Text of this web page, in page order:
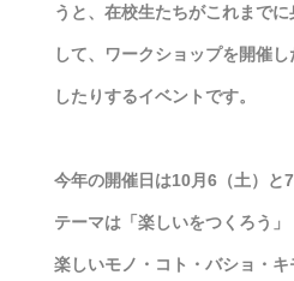
うと、在校生たちがこれまで
して、ワークショップを開催
したりするイベントです。
今年の開催日は10月6（土）と7
テーマは「楽しいをつくろう」
楽しいモノ・コト・バショ・